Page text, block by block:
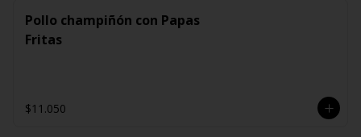
Pollo champiñón con Papas
Fritas
$11.050